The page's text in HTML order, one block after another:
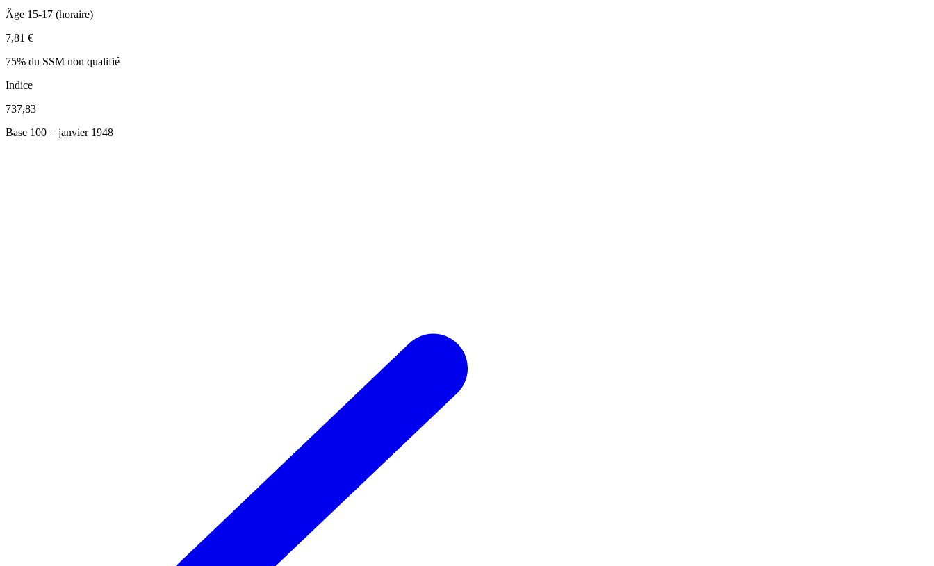
Âge 15-17 (horaire)
7,81 €
75% du SSM non qualifié
Indice
737,83
Base 100 = janvier 1948